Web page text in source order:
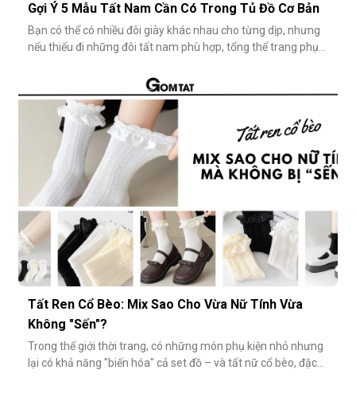
Gợi Ý 5 Mẫu Tất Nam Cần Có Trong Tủ Đồ Cơ Bản
Bạn có thể có nhiều đôi giày khác nhau cho từng dịp, nhưng
nếu thiếu đi những đôi tất nam phù hợp, tổng thể trang phục
nhỏ nhặt, nhưng lại góp phần định hình phong cách, nâng
tầm sự chỉn chu và thể hiện gu thẩm mỹ cá nhân một cách
rõ rệt. Dưới đâ
Tất Ren Cổ Bèo: Mix Sao Cho Vừa Nữ Tính Vừa
Không "Sến"?
Trong thế giới thời trang, có những món phụ kiện nhỏ nhưng
lại có khả năng "biến hóa" cả set đồ – và tất nữ cổ bèo, đặc